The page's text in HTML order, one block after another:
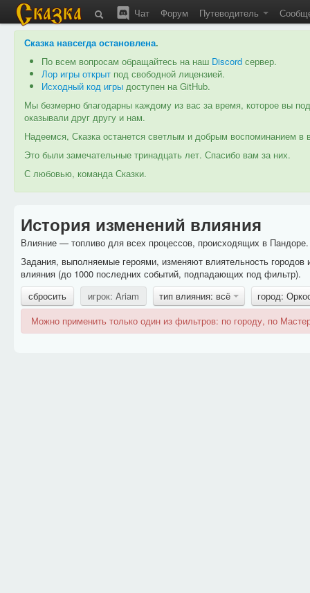
Чат Форум Путеводитель
Сказка навсегда остановлена.
По всем вопросам обращайтесь на наш Discord сервер.
Лор игры открыт под свободной лицензией.
Исходный код игры доступен на GitHub.
Мы безмерно благодарны каждому из вас за время, которое вы
оказывали друг другу и нам.
Надеемся, Сказка останется светлым и добрым воспоминанием
Это были замечательные тринадцать лет. Спасибо вам за них.
С любовью, команда Сказки.
История изменений влияния
Влияние — топливо для всех процессов, происходящих в
Задания, выполняемые героями, изменяют влиятельность
влияния (до 1000 последних событий, подпадающих под фильтр).
сбросить
игрок: Ariam тип влияния: всё
город:
Можно применить только один из фильтров: по городу, по